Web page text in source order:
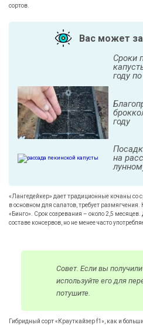
сортов.
Вас может
Сроки
году
году
на
«Лангедейкер» дает традиционные кочаны со
в основном для салатов, требует
«Бинго». Срок созревания – около 2,5 месяцев.
составе консервов, но не менее часто
Совет. Если вы
используйте его для
потушите.
Гибридный сорт «Крауткайзер f1», как и